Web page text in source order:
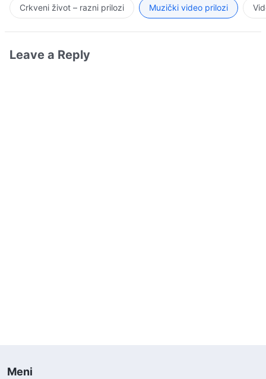
Crkveni život – razni prilozi Muzički video prilozi
Leave a Reply
Meni